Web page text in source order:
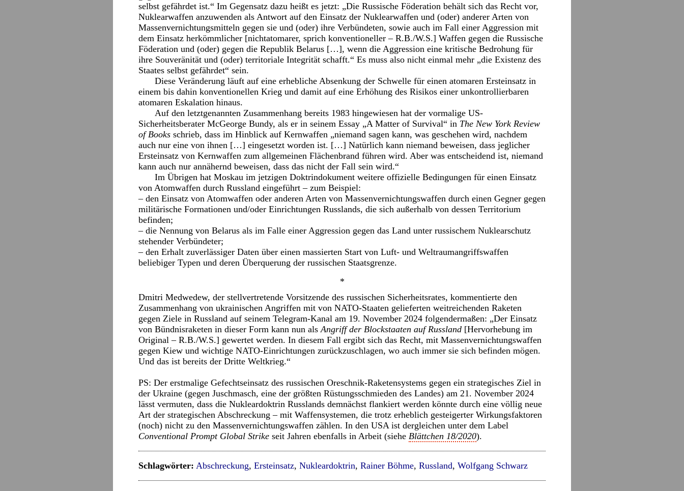
selbst gefährdet ist.“ Im Gegensatz dazu heißt es jetzt: „Die Russische Föderation behält sich das Recht vor,
Nuklearwaffen anzuwenden als Antwort auf den Einsatz der Nuklearwaffen und (oder) anderer Arten von
Massenvernichtungsmitteln gegen sie und (oder) ihre Verbündeten, sowie auch im Fall einer Aggression mit
dem Einsatz herkömmlicher [nichtatomarer, sprich konventioneller – R.B./W.S.] Waffen gegen die Russische
Föderation und (oder) gegen die Republik Belarus […], wenn die Aggression eine kritische Bedrohung für
ihre Souveränität und (oder) territoriale Integrität schafft.“ Es muss also nicht einmal mehr „die Existenz des
Staates selbst gefährdet“ sein.
Diese Veränderung läuft auf eine erhebliche Absenkung der Schwelle für einen atomaren Ersteinsatz in
einem bis dahin konventionellen Krieg und damit auf eine Erhöhung des Risikos einer unkontrollierbaren
atomaren Eskalation hinaus.
Auf den letztgenannten Zusammenhang bereits 1983 hingewiesen hat der vormalige US-
Sicherheitsberater McGeorge Bundy, als er in seinem Essay „A Matter of Survival“ in The New York Review
of Books schrieb, dass im Hinblick auf Kernwaffen „niemand sagen kann, was geschehen wird, nachdem
auch nur eine von ihnen […] eingesetzt worden ist. […] Natürlich kann niemand beweisen, dass jeglicher
Ersteinsatz von Kernwaffen zum allgemeinen Flächenbrand führen wird. Aber was entscheidend ist, niemand
kann auch nur annähernd beweisen, dass das nicht der Fall sein wird.“
Im Übrigen hat Moskau im jetzigen Doktrindokument weitere offizielle Bedingungen für einen Einsatz
von Atomwaffen durch Russland eingeführt – zum Beispiel:
– den Einsatz von Atomwaffen oder anderen Arten von Massenvernichtungswaffen durch einen Gegner gegen
militärische Formationen und/oder Einrichtungen Russlands, die sich außerhalb von dessen Territorium
befinden;
– die Nennung von Belarus als im Falle einer Aggression gegen das Land unter russischem Nuklearschutz
stehender Verbündeter;
– den Erhalt zuverlässiger Daten über einen massierten Start von Luft- und Weltraumangriffswaffen
beliebiger Typen und deren Überquerung der russischen Staatsgrenze.
*
Dmitri Medwedew, der stellvertretende Vorsitzende des russischen Sicherheitsrates, kommentierte den
Zusammenhang von ukrainischen Angriffen mit von NATO-Staaten gelieferten weitreichenden Raketen
gegen Ziele in Russland auf seinem Telegram-Kanal am 19. November 2024 folgendermaßen: „Der Einsatz
von Bündnisraketen in dieser Form kann nun alsAngriff der Blockstaaten auf Russland [Hervorhebung im
Original – R.B./W.S.] gewertet werden. In diesem Fall ergibt sich das Recht, mit Massenvernichtungswaffen
gegen Kiew und wichtige NATO-Einrichtungen zurückzuschlagen, wo auch immer sie sich befinden mögen.
Und das ist bereits der Dritte Weltkrieg.“
PS: Der erstmalige Gefechtseinsatz des russischen Oreschnik-Raketensystems gegen ein strategisches Ziel in
der Ukraine (gegen Juschmasch, eine der größten Rüstungsschmieden des Landes) am 21. November 2024
lässt vermuten, dass die Nukleardoktrin Russlands demnächst flankiert werden könnte durch eine völlig neue
Art der strategischen Abschreckung – mit Waffensystemen, die trotz erheblich gesteigerter Wirkungsfaktoren
(noch) nicht zu den Massenvernichtungswaffen zählen. In den USA ist dergleichen unter dem Label
Conventional Prompt Global Strike seit Jahren ebenfalls in Arbeit (siehe Blättchen 18/2020).
Schlagwörter: Abschreckung, Ersteinsatz, Nukleardoktrin, Rainer Böhme, Russland, Wolfgang Schwarz